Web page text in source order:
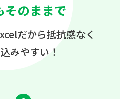
そのままで
だから抵抗感なく
みやすい！